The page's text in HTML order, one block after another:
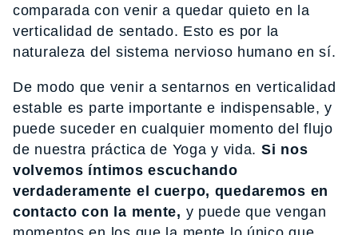
comparada con venir a quedar quieto en la
verticalidad de sentado. Esto es por la
naturaleza del sistema nervioso humano en sí.
De modo que venir a sentarnos en verticalidad
estable es parte importante e indispensable, y
puede suceder en cualquier momento del flujo
de nuestra práctica de Yoga y vida. Si nos
volvemos íntimos escuchando
verdaderamente el cuerpo, quedaremos en
contacto con la mente, y puede que vengan